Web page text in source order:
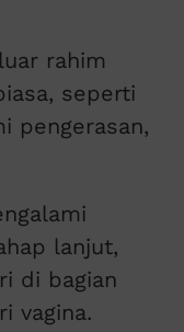
rahim
seperti
pengerasan,
lanjut,
di bagian
vagina.